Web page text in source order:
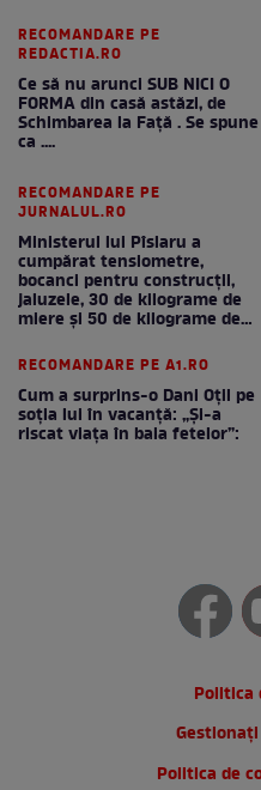
RECOMANDARE PE
REDACTIA.RO
Ce să nu arunci SUB NICI O
FORMA din casă astăzi, de
Schimbarea la Față . Se spune
ca ....
RECOMANDARE PE
JURNALUL.RO
Ministerul lui Pîslaru a
cumpărat tensiometre,
bocanci pentru construcții,
jaluzele, 30 de kilograme de
miere și 50 de kilograme de
RECOMANDARE PE A1.RO
Cum a surprins-o Dani Oțil pe
soția lui în vacanță: „Și-a
riscat viața în baia fetelor”:
Politica
Politica de